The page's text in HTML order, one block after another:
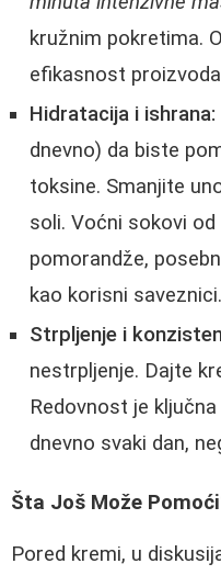
kružnim pokretima.
efikasnost
Hidratacija i ishrana:
dnevno) da biste
toksine. Smanjite
soli. Voćni sokovi od
pomorandže,
kao korisni saveznici.
Strpljenje i
nestrpljenje. Dajte
Redovnost je
dnevno svaki dan,
Šta Još Može
Pored kremi, u